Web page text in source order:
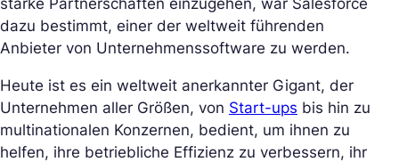
dazu bestimmt, einer der weltweit führenden
Anbieter von Unternehmenssoftware zu werden.
Heute ist es ein weltweit anerkannter Gigant, der
Unternehmen aller Größen, von Start-ups bis hin zu
multinationalen Konzernen, bedient, um ihnen zu
helfen, ihre betriebliche Effizienz zu verbessern, ihr